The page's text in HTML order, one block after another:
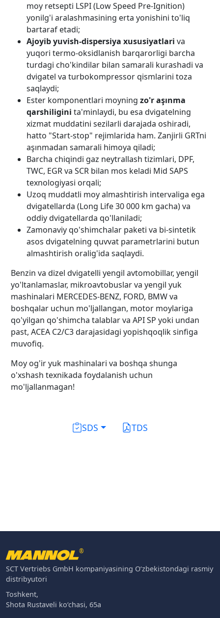
moy retsepti LSPI (Low Speed Pre-Ignition)
yonilg'i aralashmasining erta yonishini to'liq
bartaraf etadi;
Ajoyib yuvish-dispersiya xususiyatlari va
yuqori termo-oksidlanish barqarorligi barcha
turdagi cho'kindilar bilan samarali kurashadi va
dvigatel va turbokompressor qismlarini toza
saqlaydi;
Ester komponentlari moyning zo'r aşınma
qarshiligini ta'minlaydi, bu esa dvigatelning
xizmat muddatini sezilarli darajada oshiradi,
hatto "Start-stop" rejimlarida ham. Zanjirli GRTni
aşınmadan samarali himoya qiladi;
Barcha chiqindi gaz neytrallash tizimlari, DPF,
TWC, EGR va SCR bilan mos keladi Mid SAPS
texnologiyasi orqali;
Uzoq muddatli moy almashtirish intervaliga ega
dvigatellarda (Long Life 30 000 km gacha) va
oddiy dvigatellarda qo'llaniladi;
Zamonaviy qo'shimchalar paketi va bi-sintetik
asos dvigatelning quvvat parametrlarini butun
almashtirish oralig'ida saqlaydi.
Benzin va dizel dvigatelli yengil avtomobillar, yengil
yo'ltanlamaslar, mikroavtobuslar va yengil yuk
mashinalari MERCEDES-BENZ, FORD, BMW va
boshqalar uchun mo'ljallangan, motor moylariga
qo'yilgan qo'shimcha talablar va API SP yoki undan
past, ACEA C2/C3 darajasidagi yopishqoqlik sinfiga
muvofiq.
Moy og'ir yuk mashinalari va boshqa shunga
o'xshash texnikada foydalanish uchun
mo'ljallanmagan!
SDS TDS
®
SCT Vertriebs GmbH kompaniyasining O‘zbekistondagi rasmiy
distribyutori
Toshkent,
Shota Rustaveli ko‘chasi, 65a